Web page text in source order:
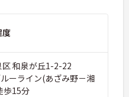
度
和泉が丘1-2-22
ーライン(あざみ野－湘
歩15分